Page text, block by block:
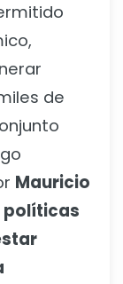
de
Mauricio
políticas